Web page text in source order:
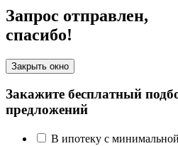
Запрос отправлен,
спасибо!
Закрыть окно
Закажите бесплатный
предложений
В ипотеку с